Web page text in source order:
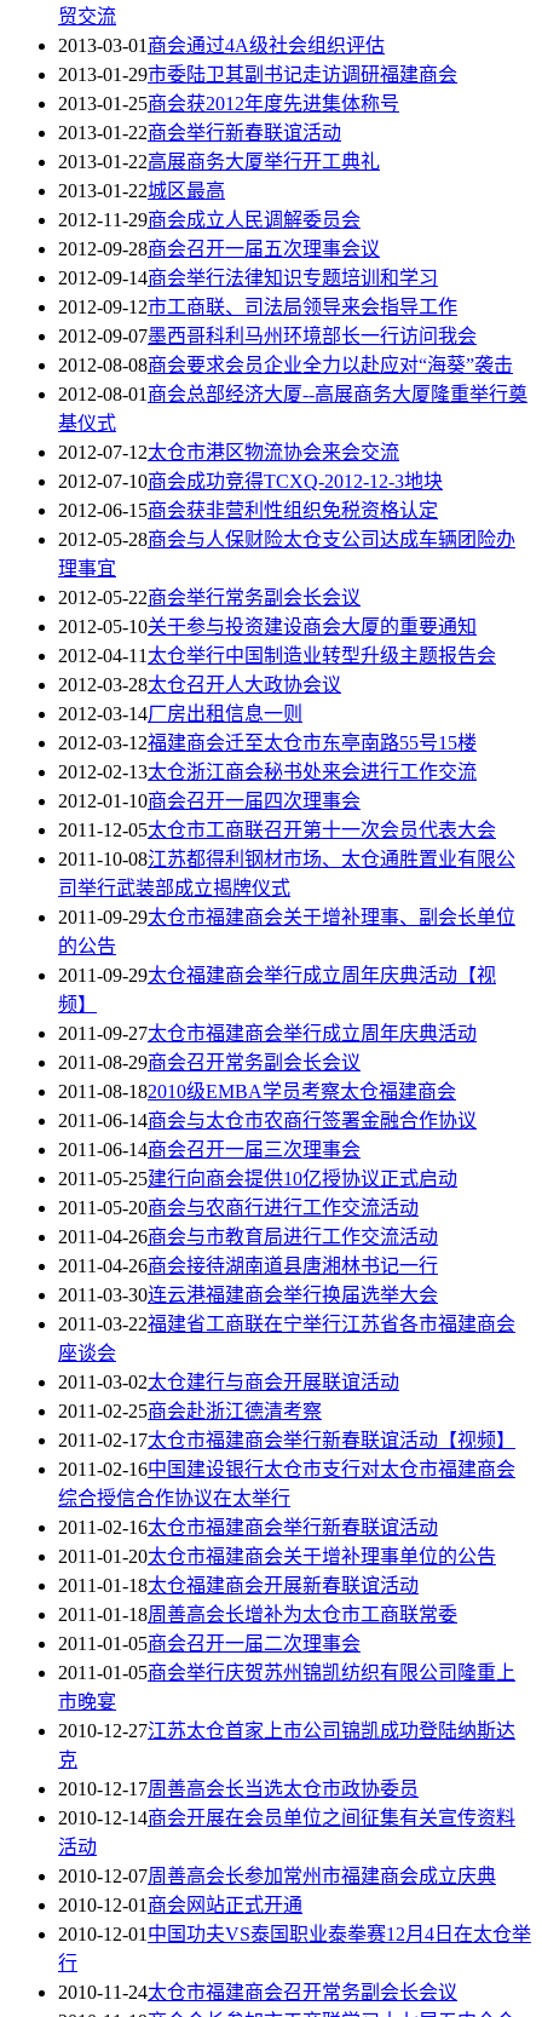
贸交流
2013-03-01商会通过4A级社会组织评估
2013-01-29市委陆卫其副书记走访调研福建商会
2013-01-25商会获2012年度先进集体称号
2013-01-22商会举行新春联谊活动
2013-01-22高展商务大厦举行开工典礼
2013-01-22城区最高
2012-11-29商会成立人民调解委员会
2012-09-28商会召开一届五次理事会议
2012-09-14商会举行法律知识专题培训和学习
2012-09-12市工商联、司法局领导来会指导工作
2012-09-07墨西哥科利马州环境部长一行访问我会
2012-08-08商会要求会员企业全力以赴应对“海葵”袭击
2012-08-01商会总部经济大厦--高展商务大厦隆重举行奠
基仪式
2012-07-12太仓市港区物流协会来会交流
2012-07-10商会成功竞得TCXQ-2012-12-3地块
2012-06-15商会获非营利性组织免税资格认定
2012-05-28商会与人保财险太仓支公司达成车辆团险办
理事宜
2012-05-22商会举行常务副会长会议
2012-05-10关于参与投资建设商会大厦的重要通知
2012-04-11太仓举行中国制造业转型升级主题报告会
2012-03-28太仓召开人大政协会议
2012-03-14厂房出租信息一则
2012-03-12福建商会迁至太仓市东亭南路55号15楼
2012-02-13太仓浙江商会秘书处来会进行工作交流
2012-01-10商会召开一届四次理事会
2011-12-05太仓市工商联召开第十一次会员代表大会
2011-10-08江苏都得利钢材市场、太仓通胜置业有限公
司举行武装部成立揭牌仪式
2011-09-29太仓市福建商会关于增补理事、副会长单位
的公告
2011-09-29太仓福建商会举行成立周年庆典活动【视
频】
2011-09-27太仓市福建商会举行成立周年庆典活动
2011-08-29商会召开常务副会长会议
2011-08-182010级EMBA学员考察太仓福建商会
2011-06-14商会与太仓市农商行签署金融合作协议
2011-06-14商会召开一届三次理事会
2011-05-25建行向商会提供10亿授协议正式启动
2011-05-20商会与农商行进行工作交流活动
2011-04-26商会与市教育局进行工作交流活动
2011-04-26商会接待湖南道县唐湘林书记一行
2011-03-30连云港福建商会举行换届选举大会
2011-03-22福建省工商联在宁举行江苏省各市福建商会
座谈会
2011-03-02太仓建行与商会开展联谊活动
2011-02-25商会赴浙江德清考察
2011-02-17太仓市福建商会举行新春联谊活动【视频】
2011-02-16中国建设银行太仓市支行对太仓市福建商会
综合授信合作协议在太举行
2011-02-16太仓市福建商会举行新春联谊活动
2011-01-20太仓市福建商会关于增补理事单位的公告
2011-01-18太仓福建商会开展新春联谊活动
2011-01-18周善高会长增补为太仓市工商联常委
2011-01-05商会召开一届二次理事会
2011-01-05商会举行庆贺苏州锦凯纺织有限公司隆重上
市晚宴
2010-12-27江苏太仓首家上市公司锦凯成功登陆纳斯达
克
2010-12-17周善高会长当选太仓市政协委员
2010-12-14商会开展在会员单位之间征集有关宣传资料
活动
2010-12-07周善高会长参加常州市福建商会成立庆典
2010-12-01商会网站正式开通
2010-12-01中国功夫VS泰国职业泰拳赛12月4日在太仓举
行
2010-11-24太仓市福建商会召开常务副会长会议